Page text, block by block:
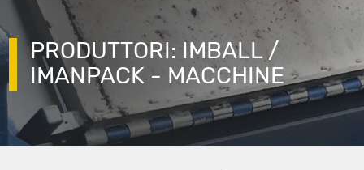
PRODUTTORI: IMBALL /
IMANPACK - MACCHINE